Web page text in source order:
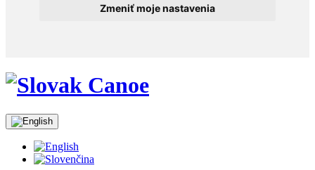
Zmeniť moje nastavenia